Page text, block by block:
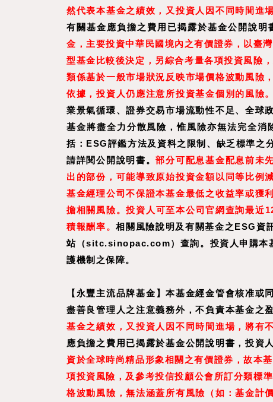
然代表本基金之績效，又投資人因不同時間進
有關基金應負擔之費用已揭露於基金公開說明
金，主要投資中華民國境內之有價證券，以臺
型基金比較後決定，另綜合考量各項投資風險
類係基於一般市場狀況反映市場價格波動風險
依據，投資人仍應注意所投資基金個別的風險
業景氣循環、證券交易市場流動性不足、全球
基金將盡全力分散風險，惟風險亦無法完全
括：ESG評鑑方法及資料之限制、缺乏標準之
請詳閱公開說明書。部分可配息基金配息前未
出的部份，可能導致原始投資金額以同等比例
基金經理公司不保證本基金最低之收益率或獲
擔相關風險。投資人可至本公司官網查詢最近
積報酬率。相關風險說明及有關基金之ESG資
站（sitc.sinopac.com）查詢。投資人申購本
護機制之保障。
【永豐主流品牌基金 】本基金經金管會核准或
盡善良管理人之注意義務外，不負責本基金之
基金之績效，又投資人因不同時間進場，將有
應負擔之費用已揭露於基金公開說明書，投資
資於全球時尚精品形象相關之有價證券，故本
項投資風險，及參考投信投顧公會所訂分類標
格波動風險，無法涵蓋所有風險（如：基金計